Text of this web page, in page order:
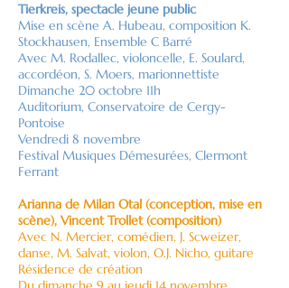
Tierkreis, spectacle jeune public
Mise en scène A. Hubeau, composition K.
Stockhausen, Ensemble C Barré
Avec M. Rodallec, violoncelle, E. Soulard,
accordéon, S. Moers, marionnettiste
Dimanche 20 octobre 11h
Auditorium, Conservatoire de Cergy-
Pontoise
Vendredi 8 novembre
Festival Musiques Démesurées, Clermont
Ferrant
Arianna de Milan Otal (conception, mise en
scène), Vincent Trollet (composition)
Avec N. Mercier, comédien, J. Scweizer,
danse, M. Salvat, violon, O.J. Nicho, guitare
Résidence de création